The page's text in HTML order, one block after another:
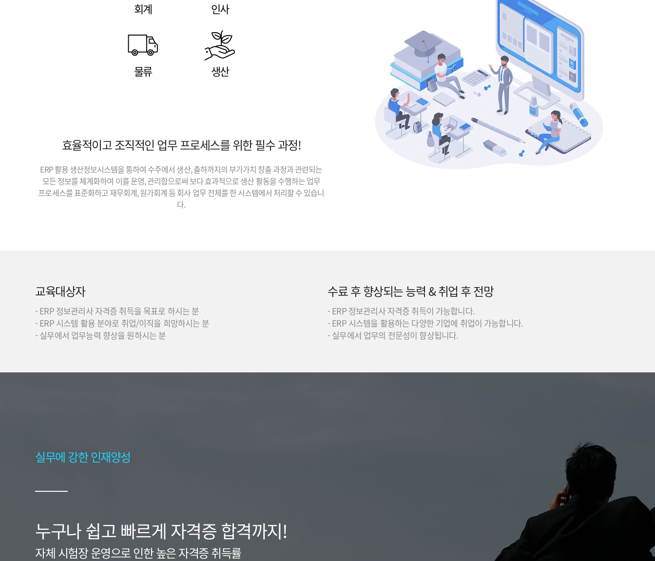
회계 인사
물류 생산
효율적이고 조직적인 업무 프로세스를 위한 필수 과정!
ERP 활용 생산정보시스템을 통하여 수주에서 생산, 출하까지의 부가가치 창출 과정과 관련되는
모든 정보를 체계화하여 이를 운영, 관리함으로써 보다 효과적으로 생산 활동을 수행하는 업무
프로세스를 표준화하고 재무회계, 원가회계 등 회사 업무 전체를 한 시스템에서 처리할 수 있습니
다.
교육대상자
- ERP 정보관리사 자격증 취득을 목표로 하시는 분
- ERP 시스템 활용 분야로 취업/이직을 희망하시는 분
- 실무에서 업무능력 향상을 원하시는 분
수료 후 향상되는 능력 & 취업 후 전망
- ERP 정보관리사 자격증 취득이 가능합니다.
- ERP 시스템을 활용하는 다양한 기업에 취업이 가능합니다.
- 실무에서 업무의 전문성이 향상됩니다.
실무에 강한 인재양성
누구나 쉽고 빠르게 자격증 합격까지!
자체 시험장 운영으로 인한 높은 자격증 취득률